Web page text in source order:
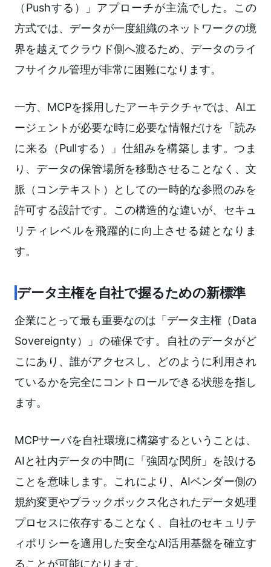
（Pushする）」アプローチが主流でした。この
方式では、データが一度組織のネットワークの境
界を越えてクラウド側へ渡るため、データのライ
フサイクル管理が非常に困難になります。
一方、MCPを採用したアーキテクチャでは、AIエ
ージェントが必要な時に必要な情報だけを「読み
に来る（Pullする）」仕組みを構築します。つま
り、データの保管場所を移動させることなく、文
脈（コンテキスト）としての一時的な参照のみを
許可する設計です。この構造的な違いが、セキュ
リティレベルを飛躍的に向上させる鍵となりま
す。
データ主権を自社で握るための新標準
企業にとって最も重要なのは「データ主権（Data
Sovereignty）」の確保です。自社のデータがど
こにあり、誰がアクセスし、どのように利用され
ているかを完全にコントロールできる状態を指し
ます。
MCPサーバを自社環境に構築するということは、
AIと社内データの中間に「強固な関所」を設ける
ことを意味します。これにより、AIベンダー側の
規約変更やブラックボックス化されたデータ処理
プロセスに依存することなく、自社のセキュリテ
ィポリシーを適用した安全なAI活用基盤を確立す
ることが可能になります。